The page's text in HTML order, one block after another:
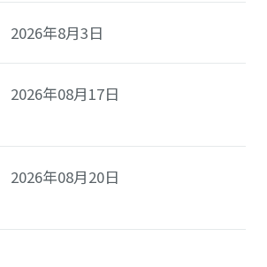
2026年8月3日
2026年08月17日
2026年08月20日